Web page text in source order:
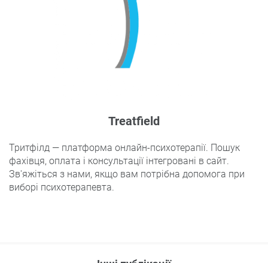
Treatfield
Тритфілд — платформа онлайн-психотерапії. Пошук
фахівця, оплата і консультації інтегровані в сайт.
Зв'яжіться з нами, якщо вам потрібна допомога при
виборі психотерапевта.